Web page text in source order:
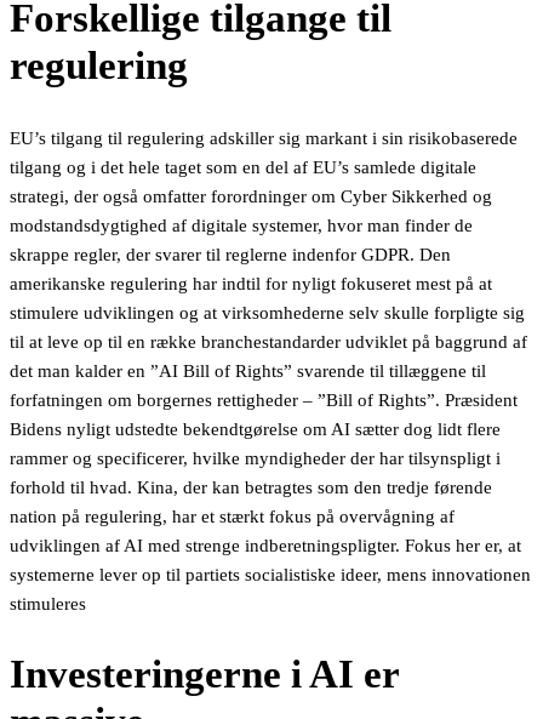
Forskellige tilgange til
regulering
EU’s tilgang til regulering adskiller sig markant i sin risikobaserede
tilgang og i det hele taget som en del af EU’s samlede digitale
strategi, der også omfatter forordninger om Cyber Sikkerhed og
modstandsdygtighed af digitale systemer, hvor man finder de
skrappe regler, der svarer til reglerne indenfor GDPR. Den
amerikanske regulering har indtil for nyligt fokuseret mest på at
stimulere udviklingen og at virksomhederne selv skulle forpligte sig
til at leve op til en række branchestandarder udviklet på baggrund af
det man kalder en ”AI Bill of Rights” svarende til tillæggene til
forfatningen om borgernes rettigheder – ”Bill of Rights”. Præsident
Bidens nyligt udstedte bekendtgørelse om AI sætter dog lidt flere
rammer og specificerer, hvilke myndigheder der har tilsynspligt i
forhold til hvad. Kina, der kan betragtes som den tredje førende
nation på regulering, har et stærkt fokus på overvågning af
udviklingen af AI med strenge indberetningspligter. Fokus her er, at
systemerne lever op til partiets socialistiske ideer, mens innovationen
stimuleres
Investeringerne i AI er